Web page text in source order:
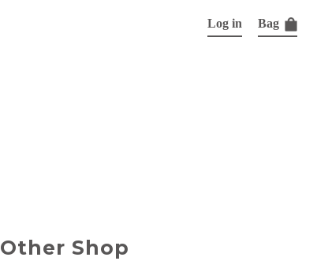
Log in Bag
Other Shop